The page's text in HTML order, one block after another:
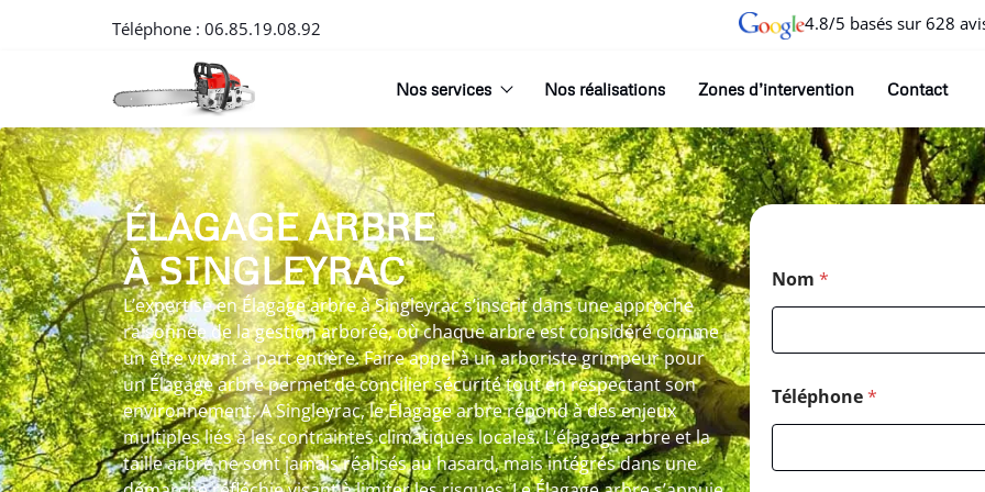
Téléphone : 06.85.19.08.92 4.8/5 basés sur 628
Nos services Nos réalisations Zones d’intervention Contact
ÉLAGAGE ARBRE
À SINGLEYRAC
L’expertise en Élagage arbre à Singleyrac s’inscrit dans une approche
raisonnée de la gestion arborée, où chaque arbre est considéré comme
un être vivant à part entière. Faire appel à un arboriste grimpeur pour
un Élagage arbre permet de concilier sécurité tout en respectant son
environnement. A Singleyrac, le Élagage arbre répond à des enjeux
multiples liés à les contraintes climatiques locales. L’élagage arbre et la
taille arbre ne sont jamais réalisés au hasard, mais intégrés dans une
Nom *
Téléphone*